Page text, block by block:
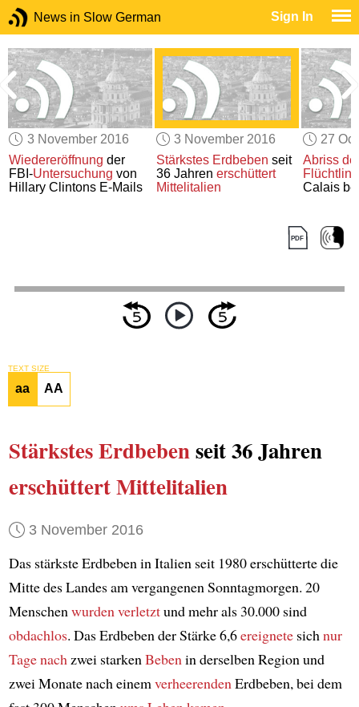
News in Slow German Sign In
3 November 2016
Wiedereröffnung der
FBI-Untersuchung von
Hillary Clintons E-Mails
3 November 2016
Stärkstes Erdbeben seit
36 Jahren erschüttert
Mittelitalien
27
Abriss
Calais
TEXT SIZE
aa AA
StärkstesErdbebenseit 36 Jahren
erschüttertMittelitalien
3 November 2016
Das stärkste Erdbeben in Italien seit 1980 erschütterte die
Mitte des Landes am vergangenen Sonntagmorgen. 20
Menschenwurden verletztund mehr als 30.000 sind
obdachlos. Das Erdbeben der Stärke 6,6ereignetesichnur
Tage nachzwei starkenBebenin derselben Region und
zwei Monate nach einemverheerendenErdbeben, bei dem